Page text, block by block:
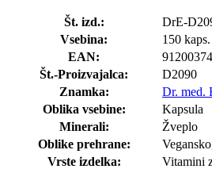
Št. izd.:
DrE-
Vsebina:
150 kaps.
EAN:
Št.-Proizvajalca:
D2090
Znamka:
Dr. med.
Oblika vsebine:
Kapsula
Minerali:
Žveplo
Oblike prehrane:
Vrste izdelka:
Vitamini